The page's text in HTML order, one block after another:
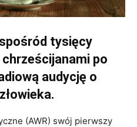
tysięcy
po
audycję o
(AWR) swój pierwszy